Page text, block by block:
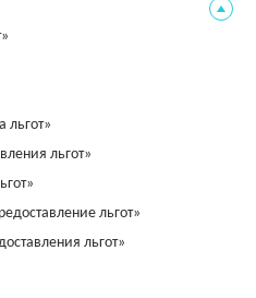
льгот»
льгот»
льгот»
льгот»